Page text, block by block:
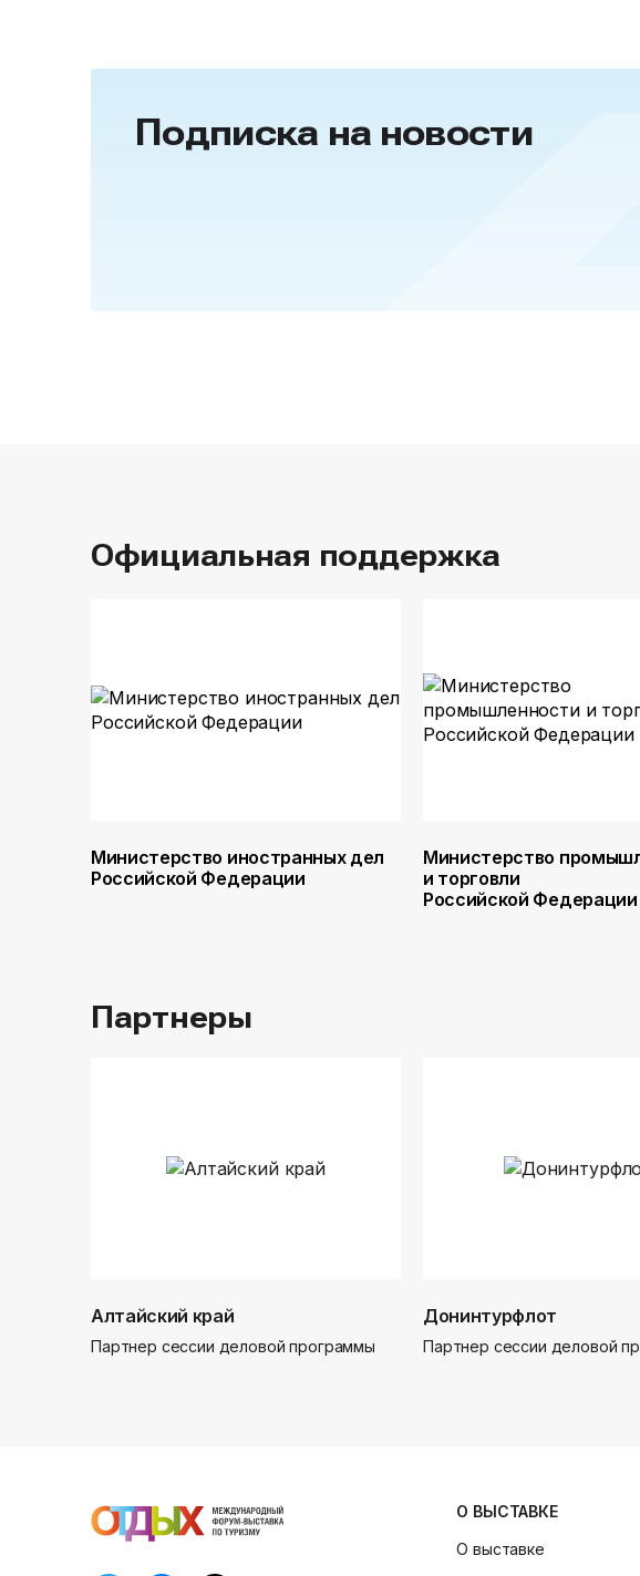
Подписка на новости
Официальная поддержка
Министерство иностранных дел
Российской Федерации
Министерство
и торговли
Российской Федерации
Партнеры
Алтайский край
Партнер сессии деловой программы
Донинтурфлот
Партнер сессии деловой
О ВЫСТАВКЕ
О выставке